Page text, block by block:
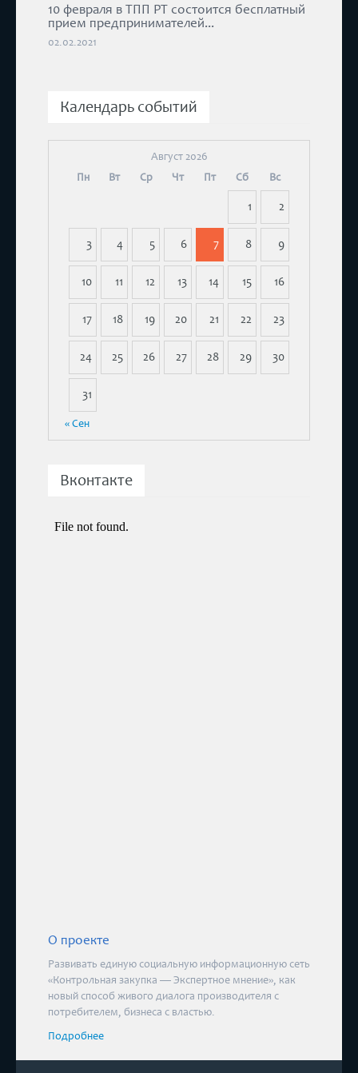
10 февраля в ТПП РТ состоится бесплатный
прием предпринимателей...
02.02.2021
Календарь событий
Август 2026
Пн
Вт Ср Чт Пт Сб Вс
1 2
3 4 5 6 7 8 9
10 11 12 13 14 15 16
17 18 19 20 21 22 23
24 25 26 27 28 29 30
31
« Сен
Вконтакте
О проекте
Развивать единую социальную информационную сеть
«Контрольная закупка — Экспертное мнение», как
новый способ живого диалога производителя с
потребителем, бизнеса с властью.
Подробнее